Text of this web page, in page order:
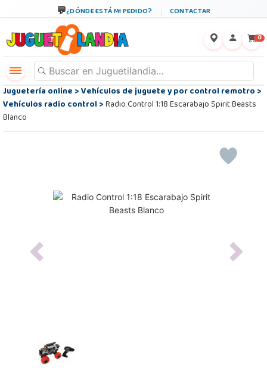
¿DÓNDE ESTÁ MI PEDIDO? CONTACTAR
0
Juguetería online>Vehículos de juguete y por control remotro>
Vehículos radio control>Radio Control 1:18 Escarabajo Spirit Beasts
Blanco
Previous Next